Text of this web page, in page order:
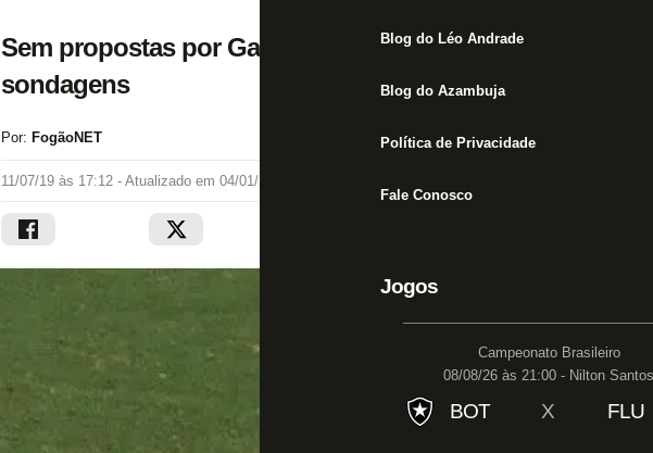
Blog do Léo Andrade
Blog do Azambuja
Política de Privacidade
Fale Conosco
Jogos
Campeonato Brasileiro
08/08/26 às 21:00 - Nilton Santos
BOT X FLU
Sem propostas por Gatito, Botafogo tem em Fernando o
sondagens
Por: FogãoNET
11/07/19 às 17:12 - Atualizado em 04/01/20 às 18:10